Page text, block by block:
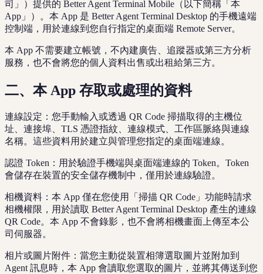
司」）提供的 Better Agent Terminal Mobile（以下簡稱「本
App」）。本 App 是 Better Agent Terminal Desktop 的手機遠端
控制端，用於連線到您自行指定的桌面端 Remote Server。
本 App 不需要建立帳號，不內建廣告、追蹤器或第三方分析
服務，也不會將您的個人資料出售或出租給第三方。
二、本 App 存取或處理的資料
連線設定：您手動輸入或透過 QR Code 掃描取得的主機位
址、連接埠、TLS 憑證指紋、連線模式、工作區脈絡與連線
名稱。這些資料用於建立與管理您指定的桌面端連線。
認證 Token：用於驗證手機端與桌面端連線的 Token。Token
會儲存在裝置的安全儲存機制中，僅用於連線驗證。
相機資料：本 App 僅在您使用「掃描 QR Code」功能時請求
相機權限，用於讀取 Better Agent Terminal Desktop 產生的連線
QR Code。本 App 不會錄影，也不會將相機畫面上傳至本公
司伺服器。
相片或圖片附件：當您主動從裝置相簿選取圖片並附加到
Agent 訊息時，本 App 會讀取您選取的圖片，並將其傳送到您